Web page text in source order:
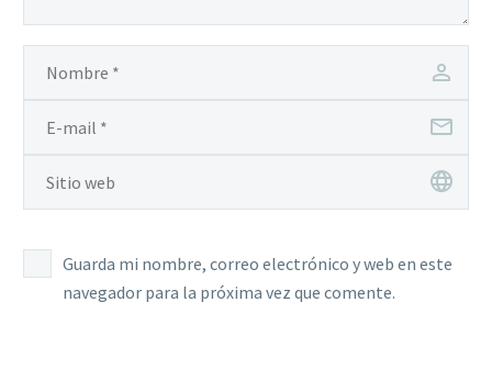
Guarda mi nombre, correo electrónico y web en este
navegador para la próxima vez que comente.